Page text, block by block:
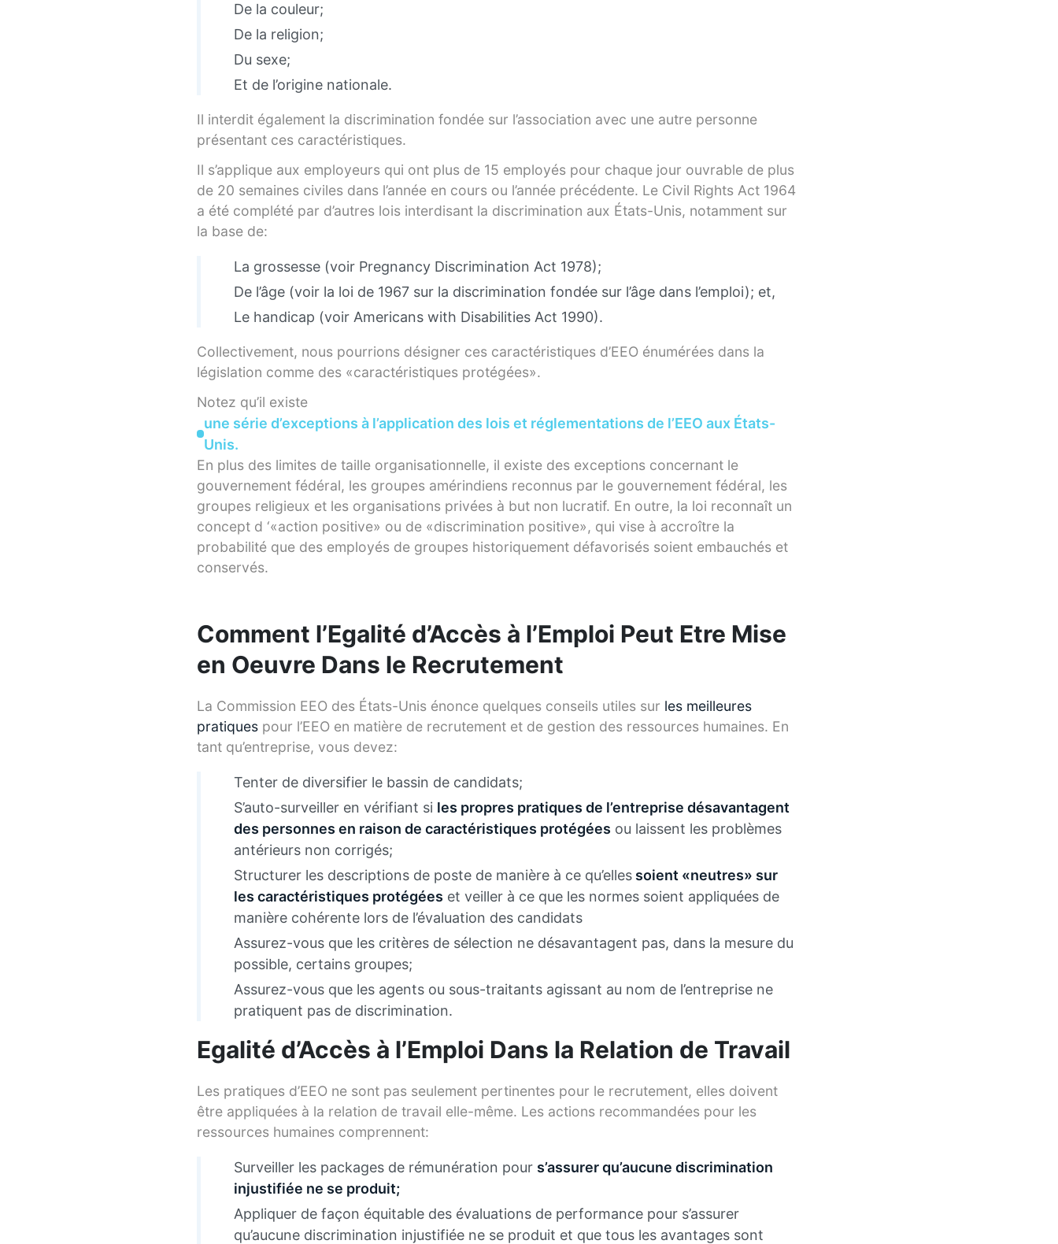
De la couleur;
De la religion;
Du sexe;
Et de l’origine nationale.
Il interdit également la discrimination fondée sur l’association avec une autre personne
présentant ces caractéristiques.
Il s’applique aux employeurs qui ont plus de 15 employés pour chaque jour ouvrable de plus
de 20 semaines civiles dans l’année en cours ou l’année précédente. Le Civil Rights Act 1964
a été complété par d’autres lois interdisant la discrimination aux États-Unis, notamment sur
la base de:
La grossesse (voir Pregnancy Discrimination Act 1978);
De l’âge (voir la loi de 1967 sur la discrimination fondée sur l’âge dans l’emploi); et,
Le handicap (voir Americans with Disabilities Act 1990).
Collectivement, nous pourrions désigner ces caractéristiques d’EEO énumérées dans la
législation comme des «caractéristiques protégées».
Notez qu’il existe
une série d’exceptions à l’application des lois et réglementations de l’EEO aux États-
Unis.
En plus des limites de taille organisationnelle, il existe des exceptions concernant le
gouvernement fédéral, les groupes amérindiens reconnus par le gouvernement fédéral, les
groupes religieux et les organisations privées à but non lucratif. En outre, la loi reconnaît un
concept d ‘«action positive» ou de «discrimination positive», qui vise à accroître la
probabilité que des employés de groupes historiquement défavorisés soient embauchés et
conservés.
Comment l’Egalité d’Accès à l’Emploi Peut Etre Mise
en Oeuvre Dans le Recrutement
La Commission EEO des États-Unis énonce quelques conseils utiles sur les meilleures
pratiquespour l’EEO en matière de recrutement et de gestion des ressources humaines. En
tant qu’entreprise, vous devez:
Tenter de diversifier le bassin de candidats;
S’auto-surveiller en vérifiant si les propres pratiques de l’entreprise désavantagent
des personnes en raison de caractéristiques protégées ou laissent les problèmes
antérieurs non corrigés;
Structurer les descriptions de poste de manière à ce qu’ellessoient «neutres» sur
les caractéristiques protégées et veiller à ce que les normes soient appliquées de
manière cohérente lors de l’évaluation des candidats
Assurez-vous que les critères de sélection ne désavantagent pas, dans la mesure du
possible, certains groupes;
Assurez-vous que les agents ou sous-traitants agissant au nom de l’entreprise ne
pratiquent pas de discrimination.
Egalité d’Accès à l’Emploi Dans la Relation de Travail
Les pratiques d’EEO ne sont pas seulement pertinentes pour le recrutement, elles doivent
être appliquées à la relation de travail elle-même. Les actions recommandées pour les
ressources humaines comprennent:
Surveiller les packages de rémunération pour s’assurer qu’aucune discrimination
injustifiée ne se produit;
Appliquer de façon équitable des évaluations de performance pour s’assurer
qu’aucune discrimination injustifiée ne se produit et que tous les avantages sont